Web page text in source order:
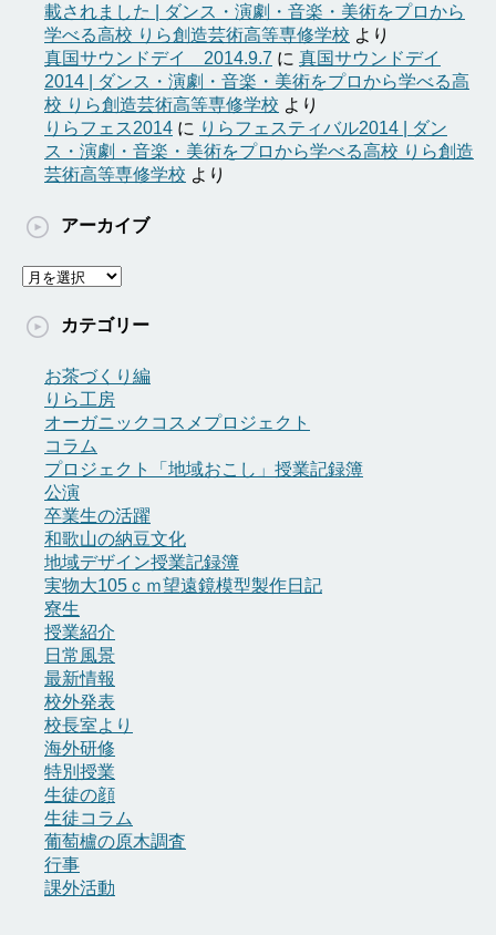
載されました | ダンス・演劇・音楽・美術をプロから
学べる高校 りら創造芸術高等専修学校 より
真国サウンドデイ 2014.9.7 に 真国サウンドデイ
2014 | ダンス・演劇・音楽・美術をプロから学べる高
校 りら創造芸術高等専修学校 より
りらフェス2014 に りらフェスティバル2014 | ダン
ス・演劇・音楽・美術をプロから学べる高校 りら創造
芸術高等専修学校 より
アーカイブ
ア
カ
カテゴリー
お茶づくり編
りら工房
オーガニックコスメプロジェクト
コラム
プロジェクト「地域おこし」授業記録簿
公演
卒業生の活躍
和歌山の納豆文化
地域デザイン授業記録簿
実物大105ｃｍ望遠鏡模型製作日記
寮生
授業紹介
日常風景
最新情報
校外発表
校長室より
海外研修
特別授業
生徒の顔
生徒コラム
葡萄櫨の原木調査
行事
課外活動